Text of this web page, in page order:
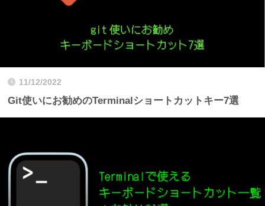
11/12/2022
Git使いにお勧めのTerminalショートカットキー7選